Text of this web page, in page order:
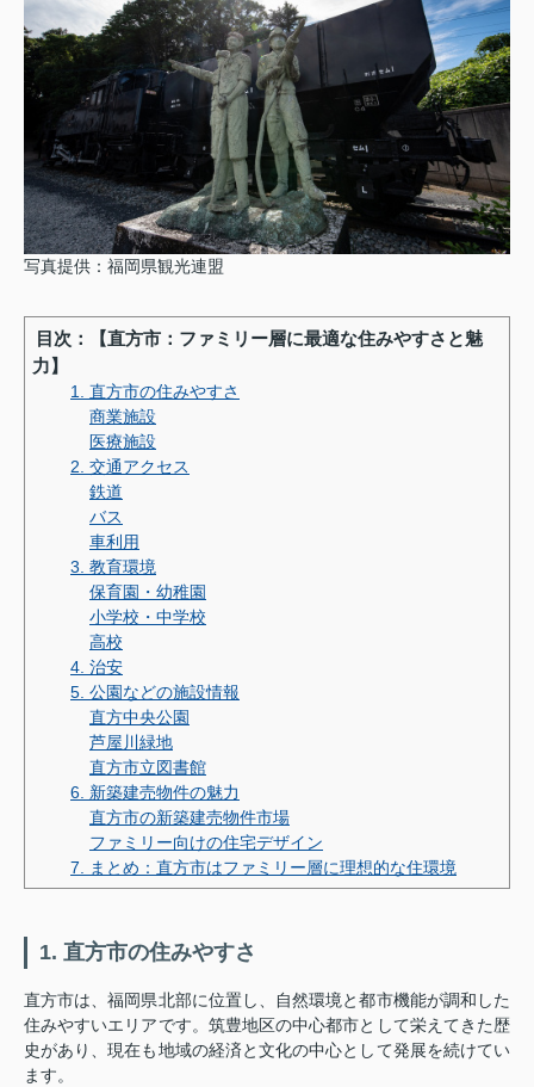
写真提供：福岡県観光連盟
目次：【直方市：ファミリー層に最適な住みやすさと魅
力】
1. 直方市の住みやすさ
商業施設
医療施設
2. 交通アクセス
鉄道
バス
車利用
3. 教育環境
保育園・幼稚園
小学校・中学校
高校
4. 治安
5. 公園などの施設情報
直方中央公園
芦屋川緑地
直方市立図書館
6. 新築建売物件の魅力
直方市の新築建売物件市場
ファミリー向けの住宅デザイン
7. まとめ：直方市はファミリー層に理想的な住環境
1. 直方市の住みやすさ
直方市は、福岡県北部に位置し、自然環境と都市機能が調和した
住みやすいエリアです。筑豊地区の中心都市として栄えてきた歴
史があり、現在も地域の経済と文化の中心として発展を続けてい
ます。